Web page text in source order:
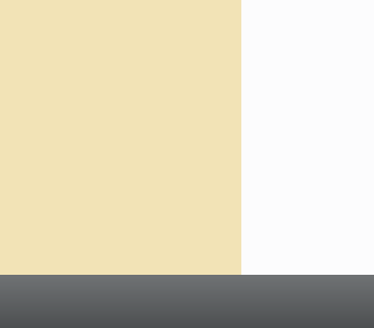
dat
is